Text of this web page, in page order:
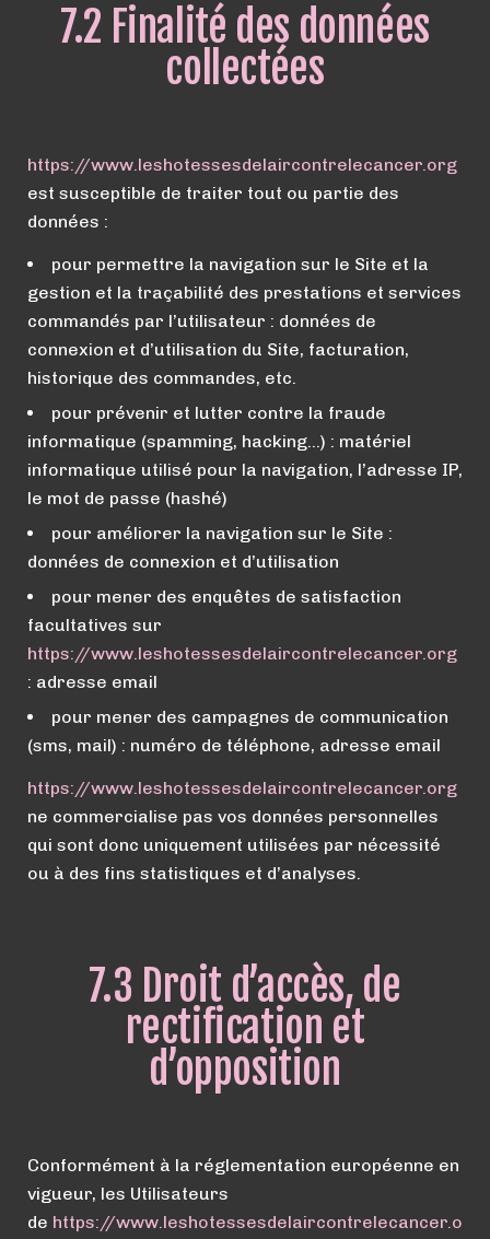
7.2 Finalité des données
collectées
https://www.leshotessesdelaircontrelecancer.org
est susceptible de traiter tout ou partie des
données :
pour permettre la navigation sur le Site et la
gestion et la traçabilité des prestations et services
commandés par l’utilisateur : données de
connexion et d’utilisation du Site, facturation,
historique des commandes, etc.
pour prévenir et lutter contre la fraude
informatique (spamming, hacking…) : matériel
informatique utilisé pour la navigation, l’adresse IP,
le mot de passe (hashé)
pour améliorer la navigation sur le Site :
données de connexion et d’utilisation
pour mener des enquêtes de satisfaction
facultatives sur
https://www.leshotessesdelaircontrelecancer.org
: adresse email
pour mener des campagnes de communication
(sms, mail) : numéro de téléphone, adresse email
https://www.leshotessesdelaircontrelecancer.org
ne commercialise pas vos données personnelles
qui sont donc uniquement utilisées par nécessité
ou à des fins statistiques et d’analyses.
7.3 Droit d’accès, de
rectification et
d’opposition
Conformément à la réglementation européenne en
vigueur, les Utilisateurs
de https://www.leshotessesdelaircontrelecancer.o